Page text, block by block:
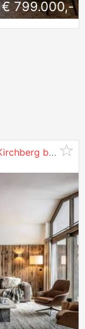
€ 799.000,-
Exklusive Dachgeschosswohnung in Kirchberg bei Tirol